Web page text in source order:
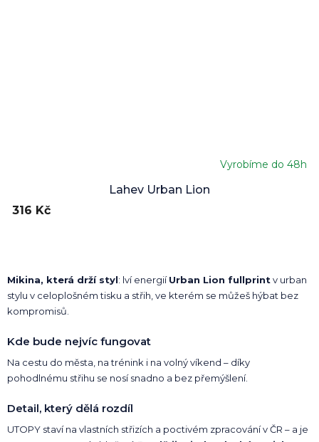
Lahev Urban Lion
Vyrobíme do 48h
316 Kč
Mikina, která drží styl: lví energiíUrban Lion fullprintv urban
stylu v celoplošném tisku a střih, ve kterém se můžeš hýbat bez
kompromisů.
Kde bude nejvíc fungovat
Na cestu do města, na trénink i na volný víkend – díky
pohodlnému střihu se nosí snadno a bez přemýšlení.
Detail, který dělá rozdíl
UTOPY staví na vlastních střizích a poctivém zpracování v ČR – a je